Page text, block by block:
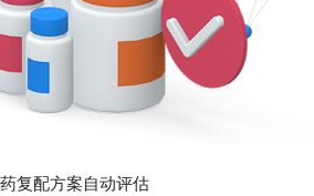
复配方案自动评估